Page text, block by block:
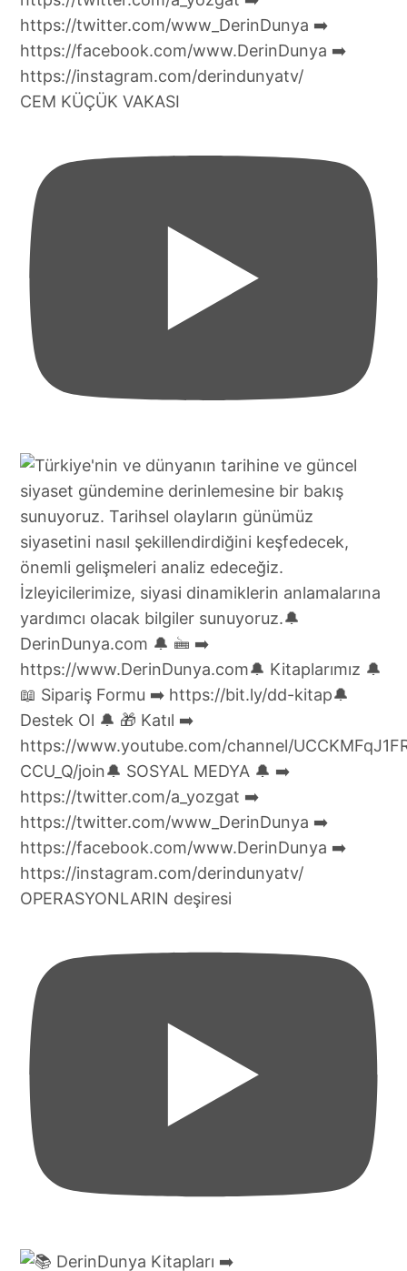
CEM KÜÇÜK VAKASI
OPERASYONLARIN deşiresi